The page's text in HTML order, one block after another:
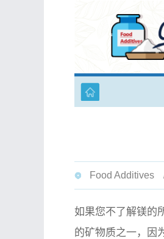
Food Additives
如果您不了解镁的
的矿物质之一，因